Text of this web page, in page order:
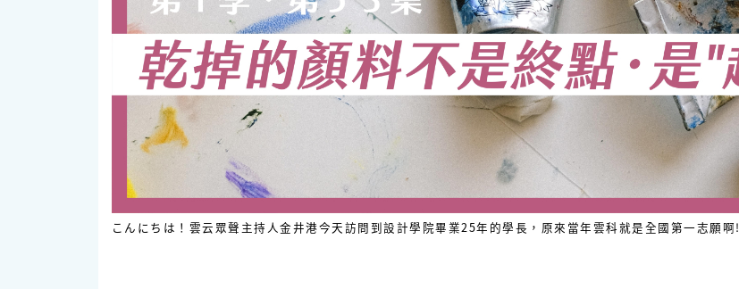
こんにちは！雲云眾聲主持人金井港今天訪問到設計學院畢業25年的學長，原來當年雲科就是全國第一志願啊!